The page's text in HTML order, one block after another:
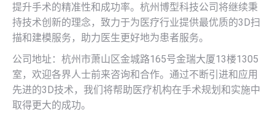
提升手术的精准性和成功率。杭州博型科技公司将继续秉
持技术创新的理念，致力于为医疗行业提供最优质的3D扫
描和建模服务，助力医生更好地为患者服务。
公司地址：杭州市萧山区金城路165号金瑞大厦13楼1305
室，欢迎各界人士前来咨询和合作。通过不断引进和应用
先进的3D技术，我们将帮助医疗机构在手术规划和实施中
取得更大的成功。